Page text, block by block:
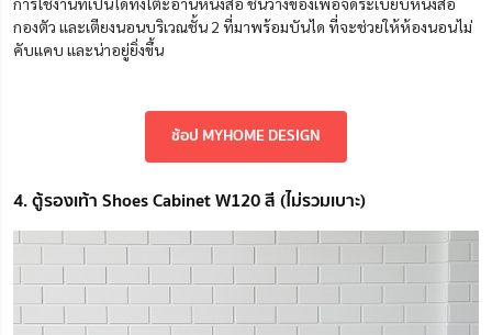
กองตัว และเตียงนอนบริเวณชั้น 2 ที่มาพร้อมบันได ที่จะช่วยให้ห้องนอนไม่
คับแคบ และน่าอยู่ยิ่งขึ้น
ช้อป MYHOME DESIGN
4. ตู้รองเท้า Shoes Cabinet W120 สี (ไม่รวมเบาะ)